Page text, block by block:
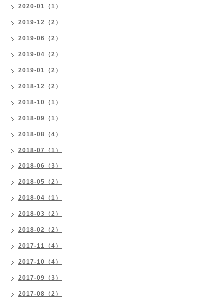
2020-01（1）
2019-12（2）
2019-06（2）
2019-04（2）
2019-01（2）
2018-12（2）
2018-10（1）
2018-09（1）
2018-08（4）
2018-07（1）
2018-06（3）
2018-05（2）
2018-04（1）
2018-03（2）
2018-02（2）
2017-11（4）
2017-10（4）
2017-09（3）
2017-08（2）